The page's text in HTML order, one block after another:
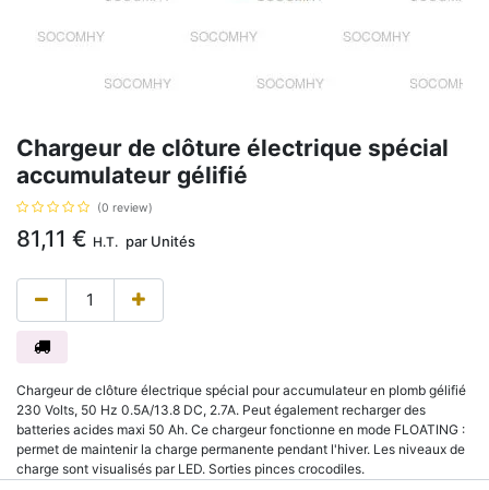
Chargeur de clôture électrique spécial
accumulateur gélifié
(0 review)
81,11 € H.T. par Unités
Chargeur de clôture électrique spécial pour accumulateur en plomb gélifié
230 Volts, 50 Hz 0.5A/13.8 DC, 2.7A. Peut également recharger des
batteries acides maxi 50 Ah. Ce chargeur fonctionne en mode FLOATING :
permet de maintenir la charge permanente pendant l'hiver. Les niveaux de
charge sont visualisés par LED. Sorties pinces crocodiles.